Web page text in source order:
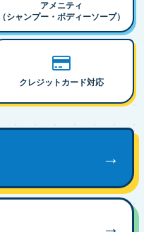
アメニティ
（シャンプー・ボディーソープ）
クレジットカード対応
→
→